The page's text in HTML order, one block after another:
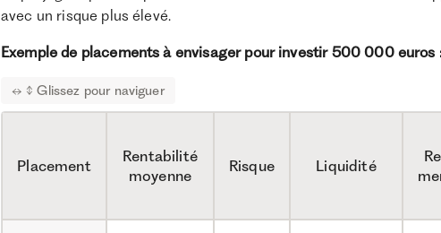
avec un risque plus élevé.
Exemple de placements à envisager pour investir 500 000 euros
Placement
Rentabilité
moyenne
Risque Liquidité